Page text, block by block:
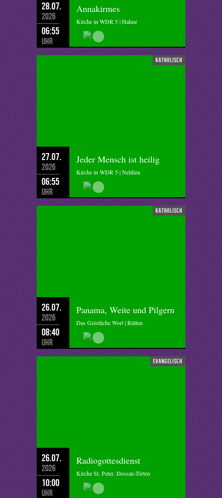
28.07.
2026
06:55
Uhr
Annakirmes
Kirche in WDR 5 | Hahne
katholisch
27.07.
2026
06:55
Uhr
Jeder Mensch ist heilig
Kirche in WDR 5 | Nelißen
katholisch
26.07.
2026
08:40
Uhr
Panama, Weite und Pilgern
Das Geistliche Wort | Rütten
evangelisch
26.07.
2026
10:00
Uhr
Radiogottesdienst
Kirche St. Peter, Dessau-Törten